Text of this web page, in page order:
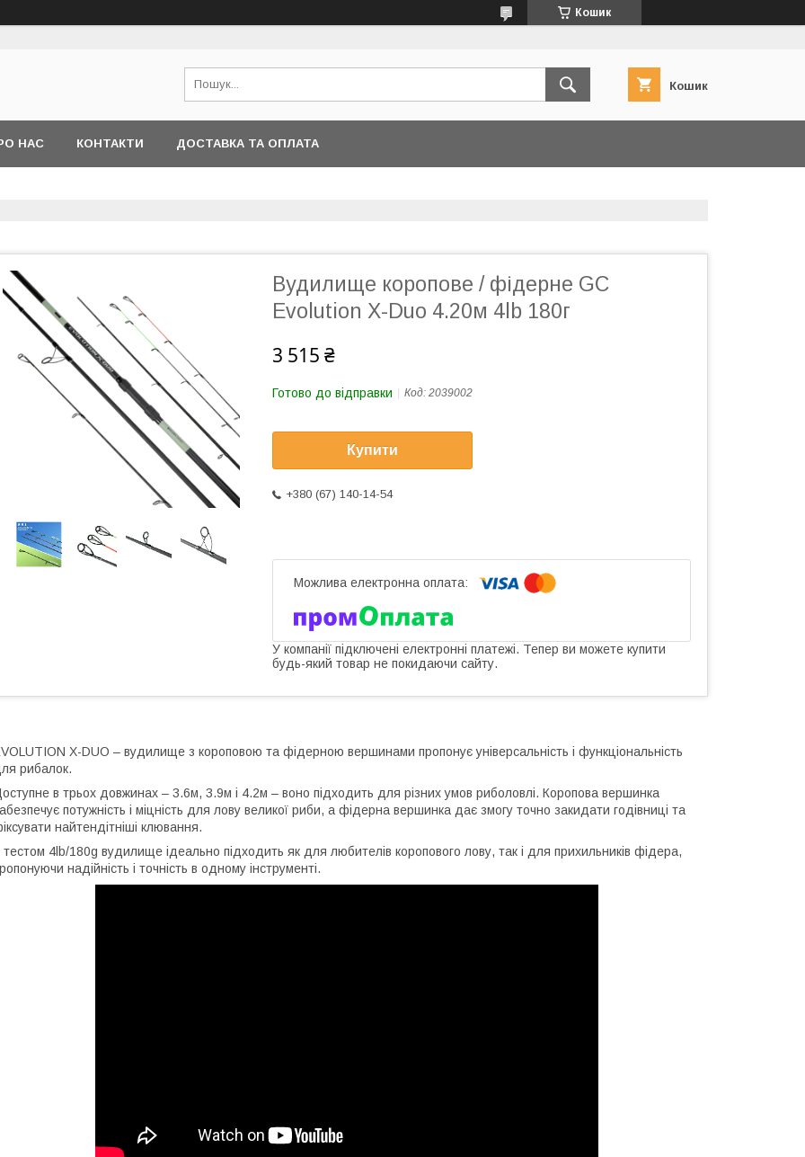
Кошик
Кошик
НАС КОНТАКТИ ДОСТАВКА ТА ОПЛАТА
Вудилище коропове / фідерне GC
Evolution X-Duo 4.20м 4lb 180г
3 515 ₴
Готово до відправки Код: 2039002
Купити
+380 (67) 140-14-54
У компанії підключені електронні платежі. Тепер ви можете купити
будь-який товар не покидаючи сайту.
X-DUO – вудилище з короповою та фідерною вершинами пропонує універсальність і функціональність
рибалок.
в трьох довжинах – 3.6м, 3.9м і 4.2м – воно підходить для різних умов риболовлі. Коропова вершинка
потужність і міцність для лову великої риби, а фідерна вершинка дає змогу точно закидати годівниці та
найтендітніші клювання.
тестом 4lb/180g вудилище ідеально підходить як для любителів коропового лову, так і для прихильників фідера,
надійність і точність в одному інструменті.